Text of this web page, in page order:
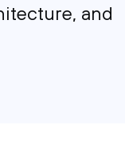
and